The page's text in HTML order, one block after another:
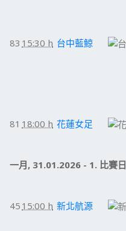
83 15:30 h 台中藍鯨
81 18:00 h 花蓮女足
一月, 31.01.2026 - 1. 比賽日
45 15:00 h 新北航源